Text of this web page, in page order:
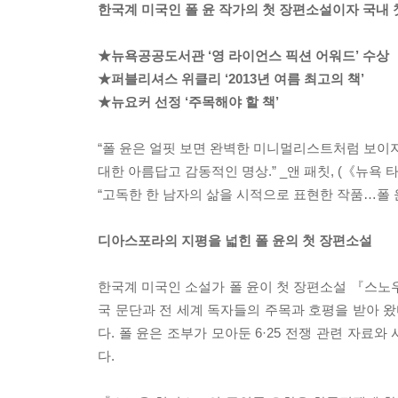
한국계 미국인 폴 윤 작가의 첫 장편소설이자 국내
★뉴욕공공도서관 ‘영 라이언스 픽션 어워드’ 수상
★퍼블리셔스 위클리 ‘2013년 여름 최고의 책’
★뉴요커 선정 ‘주목해야 할 책’
“폴 윤은 얼핏 보면 완벽한 미니멀리스트처럼 보
대한 아름답고 감동적인 명상.” _앤 패칫, (《뉴욕
“고독한 한 남자의 삶을 시적으로 표현한 작품…폴
디아스포라의 지평을 넓힌 폴 윤의 첫 장편소설
한국계 미국인 소설가 폴 윤이 첫 장편소설 『스
국 문단과 전 세계 독자들의 주목과 호평을 받아
다. 폴 윤은 조부가 모아둔 6·25 전쟁 관련 자료
다.